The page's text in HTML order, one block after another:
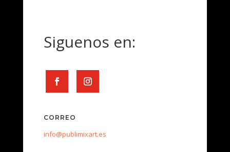
Siguenos en:
CORREO
info@publimixart.es